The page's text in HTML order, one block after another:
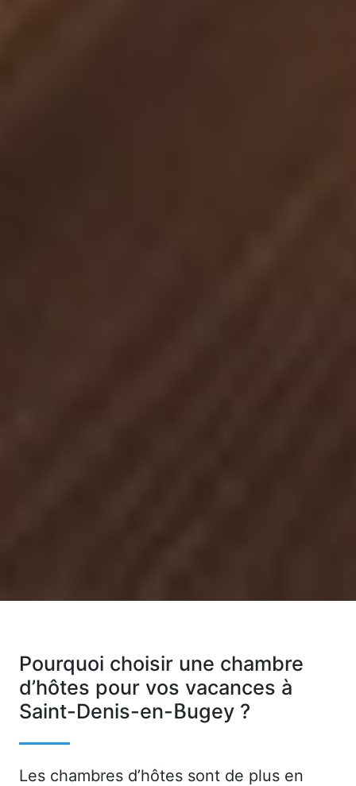
Pourquoi choisir une chambre
d’hôtes pour vos vacances à
Saint-Denis-en-Bugey ?
Les chambres d’hôtes sont de plus en